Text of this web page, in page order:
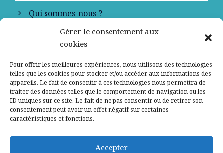
Gérer le consentement aux
cookies
Pour offrir les meilleures expériences, nous utilisons des technologies
telles que les cookies pour stocker et/ou accéder aux informations des
appareils. Le fait de consentir à ces technologies nous permettra de
traiter des données telles que le comportement de navigation ou les
ID uniques sur ce site. Le fait de ne pas consentir ou de retirer son
consentement peut avoir un effet négatif sur certaines
caractéristiques et fonctions.
Accepter
Qui sommes-nous ?
Contactez-nous
Mentions légales
Politique de confidentialité